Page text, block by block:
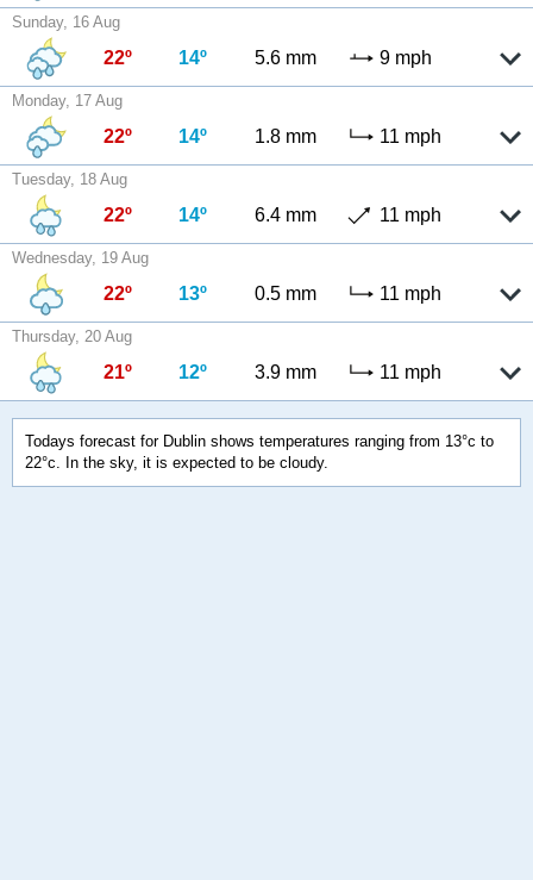
Sunday, 16 Aug
22º 14º 5.6 mm 9 mph
Monday, 17 Aug
22º 14º 1.8 mm 11 mph
Tuesday, 18 Aug
22º 14º 6.4 mm 11 mph
Wednesday, 19 Aug
22º 13º 0.5 mm 11 mph
Thursday, 20 Aug
21º 12º 3.9 mm 11 mph
Todays forecast for Dublin shows temperatures ranging from 13°c to
22°c. In the sky, it is expected to be cloudy.